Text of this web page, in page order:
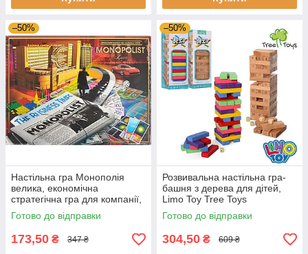
–50%
Настільна гра Монополія
велика, економічна
стратегічна гра для компанії,
Monopolist
Готово до відправки
173,50 ₴ 347 ₴
–50%
Розвивальна настільна гра-
башня з дерева для дітей,
Limo Toy Tree Toys
Готово до відправки
304,50 ₴ 609 ₴